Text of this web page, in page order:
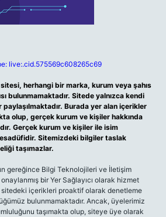
live:.cid.575569c608265c69
herhangi bir marka, kurum veya şahıs
bulunmamaktadır. Sitede yalnızca kendi
paylaşılmaktadır. Burada yer alan içerikler
olup, gerçek kurum ve kişiler hakkında
Gerçek kurum ve kişiler ile isim
Sitemizdeki bilgiler taslak
taşımazlar.
gereğince Bilgi Teknolojileri ve İletişim
bir Yer Sağlayıcı olarak hizmet
içerikleri proaktif olarak denetleme
bulunmamaktadır. Ancak, üyelerimiz
taşımakta olup, siteye üye olarak